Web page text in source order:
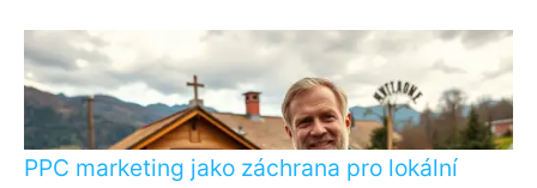
PPC marketing jako záchrana pro lokální